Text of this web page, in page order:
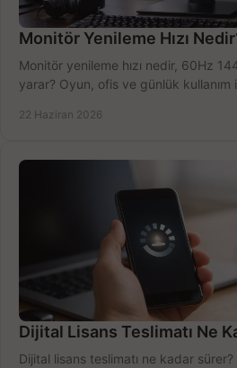
Monitör Yenileme Hızı
Monitör yenileme hızı nedir, 60Hz
yarar? Oyun, ofis ve günlük
22 Haziran 2026
Dijital Lisans Teslimatı Ne
Dijital lisans teslimatı ne kadar